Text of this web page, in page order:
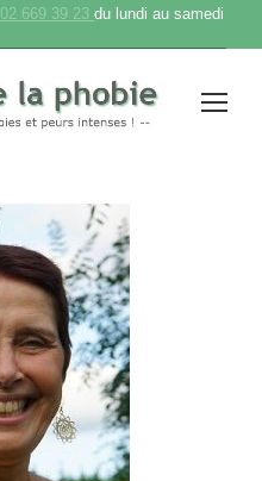
669 39 23 du lundi au samedi